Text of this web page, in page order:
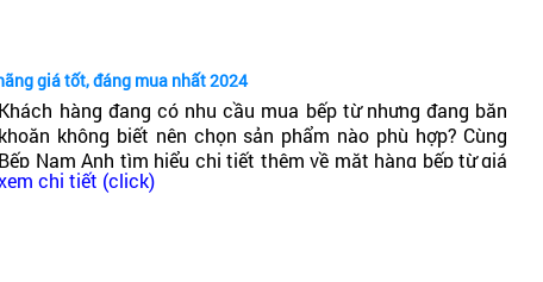
giá tốt, đáng mua nhất 2024
Khách hàng đang có nhu cầu mua bếp từ nhưng đang băn
khoăn không biết nên chọn sản phẩm nào phù hợp? Cùng
Bếp Nam Anh tìm hiểu chi tiết thêm về mặt hàng bếp từ giá
chăng, chất lượng cao, đáng mua nhất 2024!
chi tiết (click)